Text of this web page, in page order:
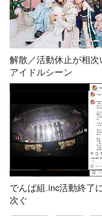
解散／活動休止が相次
アイドルシーン
でんぱ組.inc活動終了
次ぐ